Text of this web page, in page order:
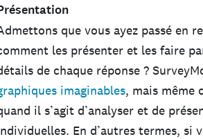
que vous ayez passé en
les présenter et les faire
de chaque réponse ?
imaginables, mais même
il s’agit d’analyser et de
En d’autres termes, si